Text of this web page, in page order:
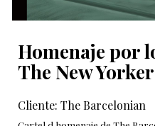
Homenaje por
The New Yorker
Cliente:The Barcelonian